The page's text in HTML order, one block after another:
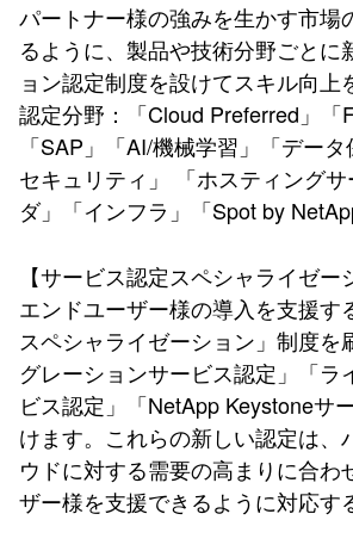
パートナー様の強みを生かす市場
るように、製品や技術分野ごとに
ョン認定制度を設けてスキル向上
認定分野：「Cloud Preferred」「
「SAP」「AI/機械学習」「デー
セキュリティ」 「ホスティング
ダ」「インフラ」「Spot by
【サービス認定スペシャライゼー
エンドユーザー様の導入を支援す
スペシャライゼーション」制度を
グレーションサービス認定」「ラ
ビス認定」「NetApp Keystoneサ
けます。これらの新しい認定は、
ウドに対する需要の高まりに合わ
ザー様を支援できるように対応す